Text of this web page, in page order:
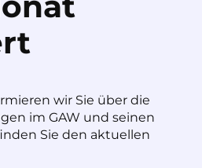
wir Sie über die
im GAW und seinen
Sie den aktuellen